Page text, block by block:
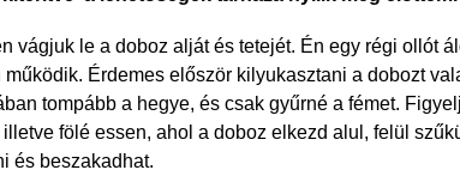
vágjuk le a doboz alját és tetejét. Én egy régi ollót
működik. Érdemes először kilyukasztani a dobozt
tompább a hegye, és csak gyűrné a fémet.
illetve fölé essen, ahol a doboz elkezd alul, felül
és beszakadhat.